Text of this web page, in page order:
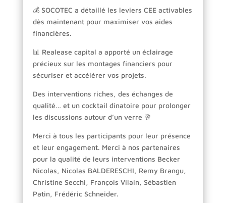
💰 SOCOTEC a détaillé les leviers CEE activables
dès maintenant pour maximiser vos aides
financières.
📊 Realease capital a apporté un éclairage
précieux sur les montages financiers pour
sécuriser et accélérer vos projets.
Des interventions riches, des échanges de
qualité… et un cocktail dînatoire pour prolonger
les discussions autour d’un verre 🥂
Merci à tous les participants pour leur présence
et leur engagement. Merci à nos partenaires
pour la qualité de leurs interventions Becker
Nicolas, Nicolas BALDERESCHI, Remy Brangu,
Christine Secchi, François Vilain, Sébastien
Patin, Frédéric Schneider.